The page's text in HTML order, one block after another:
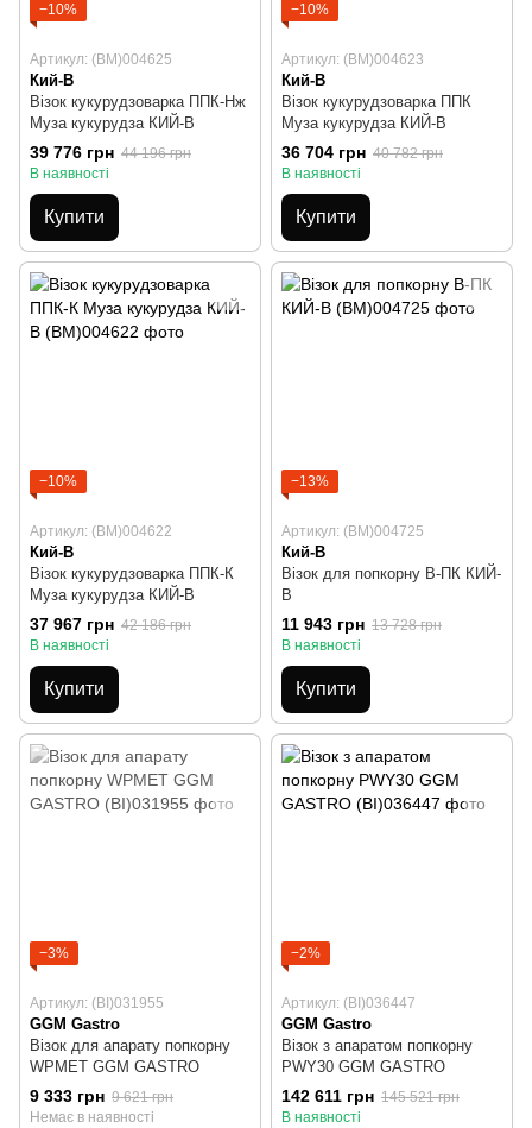
−10%
Артикул: (BM)004625
Кий-В
Візок кукурудзоварка ППК-Нж
Муза кукурудза КИЙ-В
39 776 грн 44 196 грн
В наявності
Купити
−10%
Артикул: (BM)004623
Кий-В
Візок кукурудзоварка ППК
Муза кукурудза КИЙ-В
36 704 грн 40 782 грн
В наявності
Купити
−10%
Артикул: (BM)004622
Кий-В
Візок кукурудзоварка ППК-К
Муза кукурудза КИЙ-В
37 967 грн 42 186 грн
В наявності
Купити
−13%
Артикул: (BM)004725
Кий-В
Візок для попкорну В-ПК КИЙ-
В
11 943 грн 13 728 грн
В наявності
Купити
−3%
Артикул: (BI)031955
GGM Gastro
Візок для апарату попкорну
WPMET GGM GASTRO
9 333 грн 9 621 грн
Немає в наявності
−2%
Артикул: (BI)036447
GGM Gastro
Візок з апаратом попкорну
PWY30 GGM GASTRO
142 611 грн 145 521 грн
В наявності